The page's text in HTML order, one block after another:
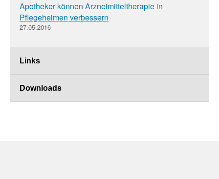
Links
Downloads
Apotheker können Arzneimitteltherapie in
Pflegeheimen verbessern
27.05.2016